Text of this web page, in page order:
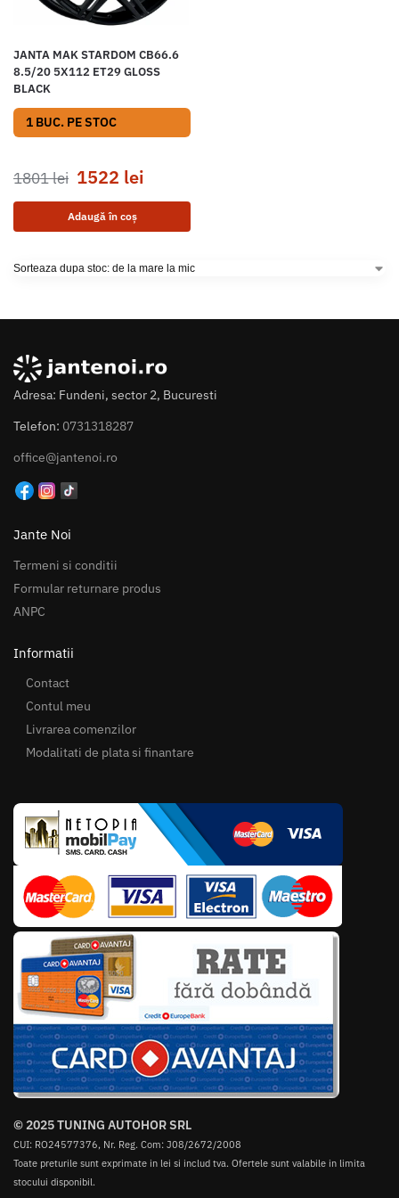
JANTA MAK STARDOM CB66.6
8.5/20 5X112 ET29 GLOSS
BLACK
1 BUC. PE STOC
1801lei 1522 lei
Adaugă în coș
Adresa: Fundeni, sector 2, Bucuresti
Telefon: 0731318287
office@jantenoi.ro
Jante Noi
Termeni si conditii
Formular returnare produs
ANPC
Informatii
Contact
Contul meu
Livrarea comenzilor
Modalitati de plata si finantare
© 2025 TUNING AUTOHOR SRL
CUI: RO24577376, Nr. Reg. Com: J08/2672/2008
Toate preturile sunt exprimate in lei si includ tva. Ofertele sunt valabile in limita
stocului disponibil.